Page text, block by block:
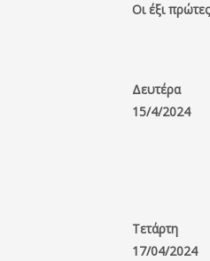
Οι έξι
Δευτέρα
15/4/2024
Τετάρτη
17/04/2024